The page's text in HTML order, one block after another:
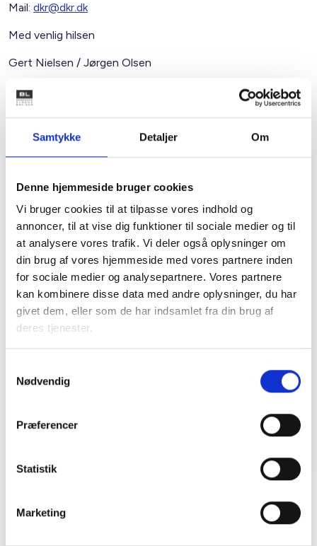
Samtykke Detaljer Om
Denne hjemmeside bruger cookies
Vi bruger cookies til at tilpasse vores indhold og
annoncer, til at vise dig funktioner til sociale medier og til
at analysere vores trafik. Vi deler også oplysninger om
din brug af vores hjemmeside med vores partnere inden
for sociale medier og analysepartnere. Vores partnere
kan kombinere disse data med andre oplysninger, du har
givet dem, eller som de har indsamlet fra din brug af
deres tjenester.
Nødvendig
Præferencer
Statistik
Marketing
Mail:dkr@dkr.dk
Med venlig hilsen
Gert Nielsen / Jørgen Olsen
Nye krav om fjernaflæste målere – alle
ejendomme skal være klar senest 1. januar
2027
08. juni 2026
BL INFORMERER
Ansvar for nødforsyning i plejeboliger ved
forsyningssvigt
08. juni 2026
BL INFORMERER
plejeboliger